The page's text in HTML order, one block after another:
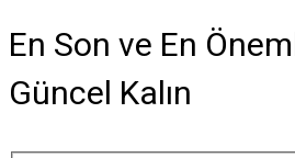
En Son ve En
Güncel Kalın